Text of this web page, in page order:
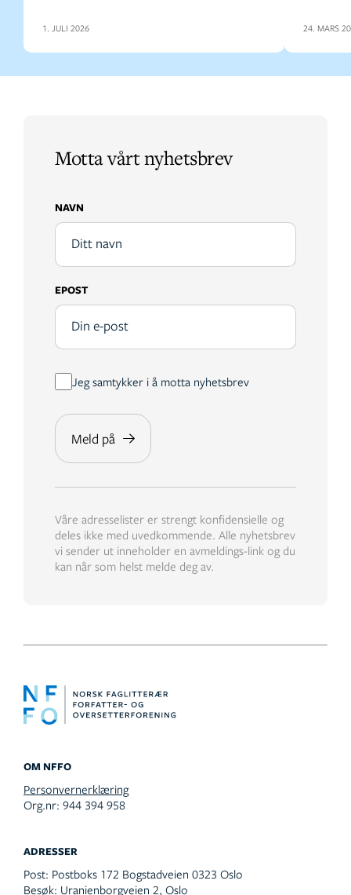
1. JULI 2026 24. MARS
OM NFFO
Personvernerklæring
Org.nr: 944 394 958
ADRESSER
Post: Postboks 172 Bogstadveien 0323 Oslo
Besøk: Uranienborgveien 2, Oslo
Motta vårt nyhetsbrev
NAVN
EPOST
Jeg samtykker i å motta nyhetsbrev
Våre adresselister er strengt konfidensielle og
deles ikke med uvedkommende. Alle nyhetsbrev
vi sender ut inneholder en avmeldings-link og du
kan når som helst melde deg av.